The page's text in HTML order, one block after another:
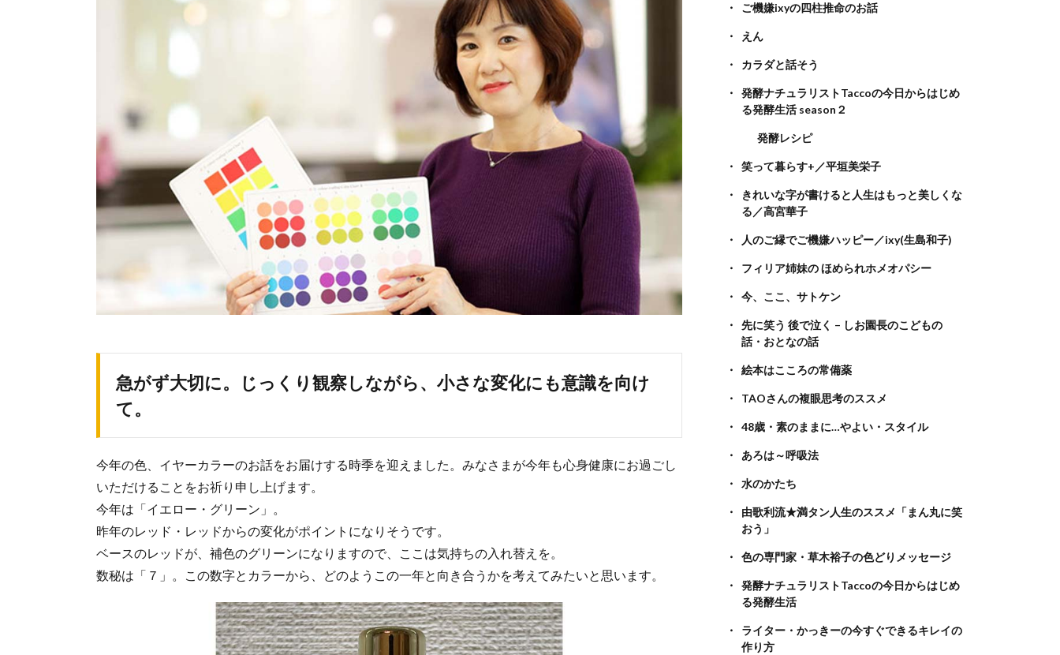
急がず大切に。じっくり観察しながら、小さな変化にも意識を向け
て。
今年の色、イヤーカラーのお話をお届けする時季を迎えました。みなさまが今年も心身健康にお過ごし
いただけることをお祈り申し上げます。
今年は「イエロー・グリーン」。
昨年のレッド・レッドからの変化がポイントになりそうです。
ベースのレッドが、補色のグリーンになりますので、ここは気持ちの入れ替えを。
数秘は「７」。この数字とカラーから、どのようこの一年と向き合うかを考えてみたいと思います。
ご機嫌ixyの四柱推命のお話
えん
カラダと話そう
発酵ナチュラリストTaccoの今日からはじめ
る発酵生活 season２
発酵レシピ
笑って暮らす+／平垣美栄子
きれいな字が書けると人生はもっと美しくな
る／高宮華子
人のご縁でご機嫌ハッピー／ixy(生島和子)
フィリア姉妹の ほめられホメオパシー
今、ここ、サトケン
先に笑う 後で泣く – しお園長のこどもの
話・おとなの話
絵本はこころの常備薬
TAOさんの複眼思考のススメ
48歳・素のままに…やよい・スタイル
あろは～呼吸法
水のかたち
由歌利流★満タン人生のススメ「まん丸に笑
おう」
色の専門家・草木裕子の色どりメッセージ
発酵ナチュラリストTaccoの今日からはじめ
る発酵生活
ライター・かっきーの今すぐできるキレイの
作り方